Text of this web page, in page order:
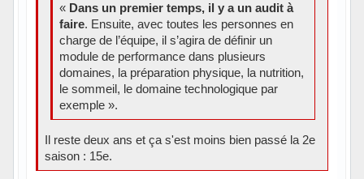
« Dans un premier temps, il y a un audit à
faire. Ensuite, avec toutes les personnes en
charge de l’équipe, il s’agira de définir un
module de performance dans plusieurs
domaines, la préparation physique, la nutrition,
le sommeil, le domaine technologique par
exemple ».
Il reste deux ans et ça s'est moins bien passé la 2e
saison : 15e.